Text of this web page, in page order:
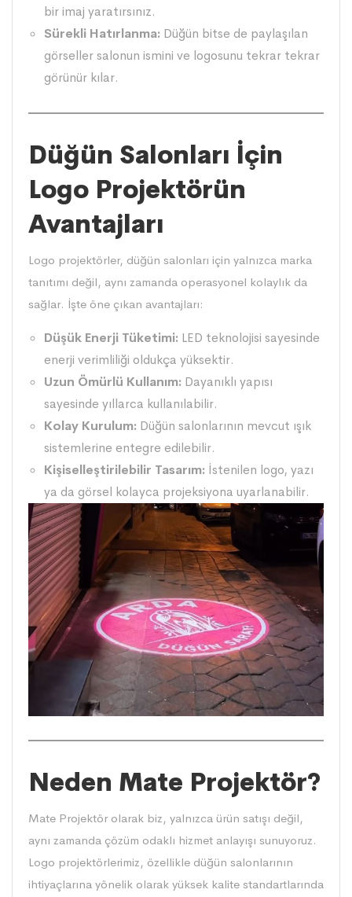
bir imaj yaratırsınız.
Sürekli Hatırlanma: Düğün bitse de paylaşılan
görseller salonun ismini ve logosunu tekrar tekrar
görünür kılar.
Düğün Salonları İçin
Logo Projektörün
Avantajları
Logo projektörler, düğün salonları için yalnızca marka
tanıtımı değil, aynı zamanda operasyonel kolaylık da
sağlar. İşte öne çıkan avantajları:
Düşük Enerji Tüketimi: LED teknolojisi sayesinde
enerji verimliliği oldukça yüksektir.
Uzun Ömürlü Kullanım: Dayanıklı yapısı
sayesinde yıllarca kullanılabilir.
Kolay Kurulum: Düğün salonlarının mevcut ışık
sistemlerine entegre edilebilir.
Kişiselleştirilebilir Tasarım: İstenilen logo, yazı
ya da görsel kolayca projeksiyona uyarlanabilir.
Neden Mate Projektör?
Mate Projektör olarak biz, yalnızca ürün satışı değil,
aynı zamanda çözüm odaklı hizmet anlayışı sunuyoruz.
Logo projektörlerimiz, özellikle düğün salonlarının
ihtiyaçlarına yönelik olarak yüksek kalite standartlarında